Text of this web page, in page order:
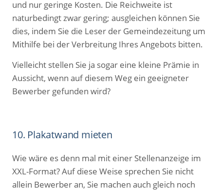
und nur geringe Kosten. Die Reichweite ist
naturbedingt zwar gering; ausgleichen können Sie
dies, indem Sie die Leser der Gemeindezeitung um
Mithilfe bei der Verbreitung Ihres Angebots bitten.
Vielleicht stellen Sie ja sogar eine kleine Prämie in
Aussicht, wenn auf diesem Weg ein geeigneter
Bewerber gefunden wird?
10. Plakatwand mieten
Wie wäre es denn mal mit einer Stellenanzeige im
XXL-Format? Auf diese Weise sprechen Sie nicht
allein Bewerber an, Sie machen auch gleich noch